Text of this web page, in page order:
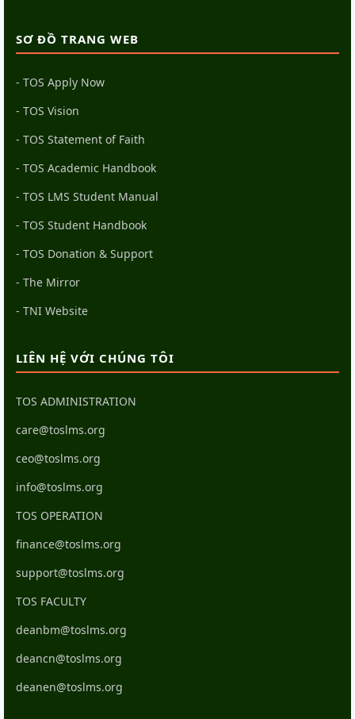
SƠ ĐỒ TRANG WEB
- TOS Apply Now
- TOS Vision
- TOS Statement of Faith
- TOS Academic Handbook
- TOS LMS Student Manual
- TOS Student Handbook
- TOS Donation & Support
- The Mirror
- TNI Website
LIÊN HỆ VỚI CHÚNG TÔI
TOS ADMINISTRATION
care@toslms.org
ceo@toslms.org
info@toslms.org
TOS OPERATION
finance@toslms.org
support@toslms.org
TOS FACULTY
deanbm@toslms.org
deancn@toslms.org
deanen@toslms.org